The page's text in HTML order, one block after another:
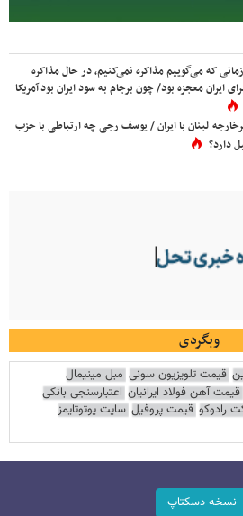
که می‌گوییم مذاکره نمی‌کنیم، در حال مذاکره
ایران معجزه بود/ چون برجام به سود ایران بود آمریکا
لبنان با ایران / یوسف رجی چه ارتباطی با حزب
دارد؟
وبگردی
قیمت تلویزیون سونی مبل مینیمال
قیمت آهن فولاد ایرانیان اعتبارسنجی بانکی
رادوکو قیمت پروفیل سایت یوتوتایمز
نسخه دسکتاپ